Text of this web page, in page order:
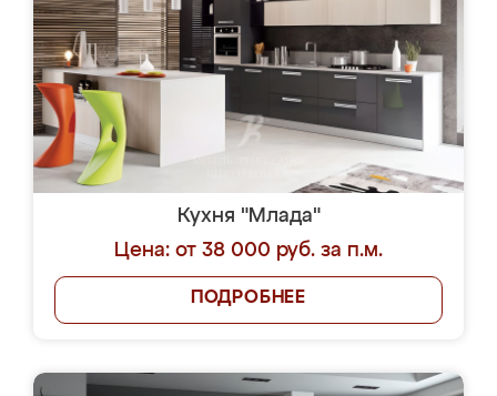
Кухня "Млада"
Цена: от 38 000 руб. за п.м.
ПОДРОБНЕЕ